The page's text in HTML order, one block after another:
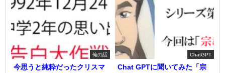
俺の話
今思うと純粋だったクリスマ
ChatGPT
Chat GPTに聞いてみた「宗